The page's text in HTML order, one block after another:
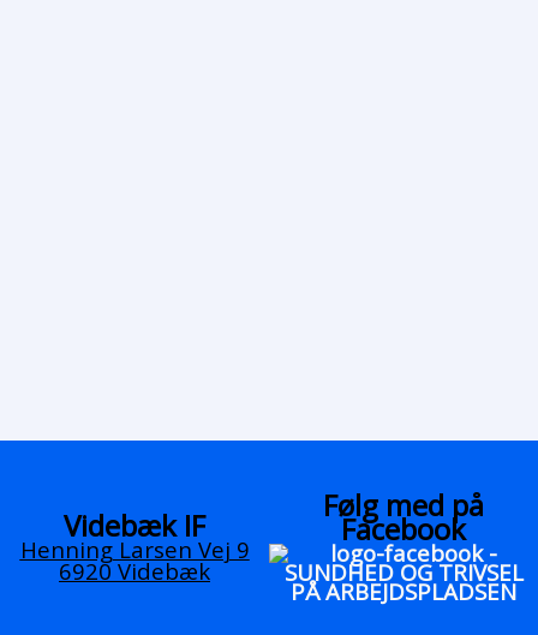
Videbæk IF
Henning Larsen Vej 9
6920 Videbæk
Følg med på
Facebook